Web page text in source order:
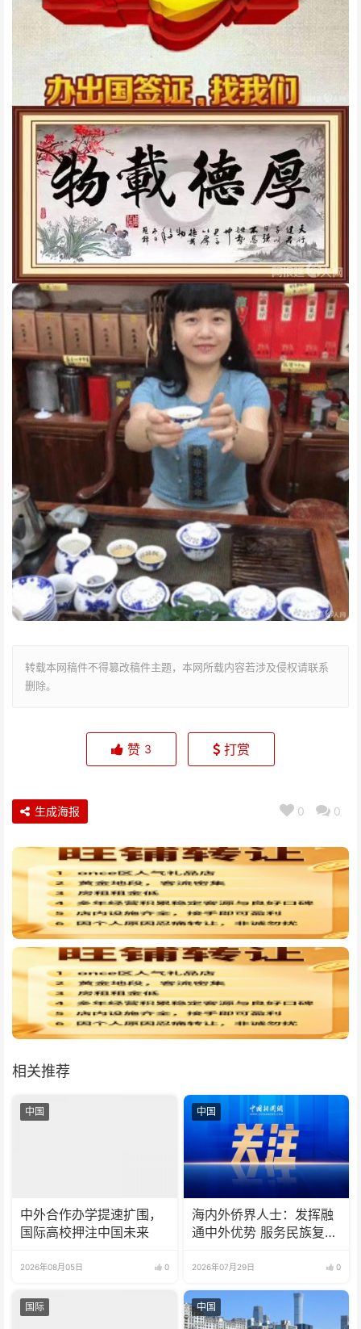
转载本网稿件不得篡改稿件主题，本网所载内容若涉及侵权请联系
删除。
赞 3 打赏
0 0
生成海报
相关推荐
中国
中外合作办学提速扩围，
国际高校押注中国未来
2026年08月05日 0
中国
海内外侨界人士：发挥融
通中外优势 服务民族复兴
2026年07月29日 0
国际 中国